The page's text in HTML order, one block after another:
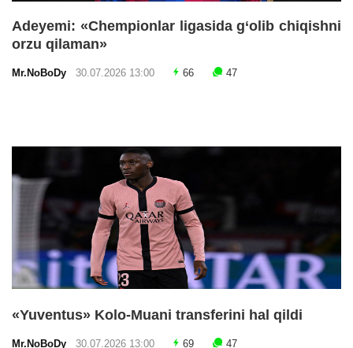
Adeyemi: «Chempionlar ligasida g‘olib chiqishni
orzu qilaman»
Mr.NoBoDy 30.07.2026 13:00 66 47
«Yuventus» Kolo-Muani transferini hal qildi
Mr.NoBoDy 30.07.2026 13:00 69 47